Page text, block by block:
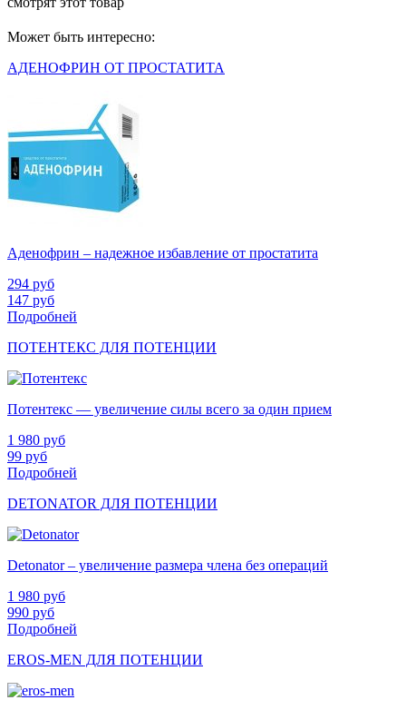
Может быть интересно:
АДЕНОФРИН ОТ ПРОСТАТИТА
Аденофрин – надежное избавление от простатита
294 руб
147 руб
Подробней
ПОТЕНТЕКС ДЛЯ ПОТЕНЦИИ
Потентекс — увеличение силы всего за один прием
1 980 руб
99 руб
Подробней
DETONATOR ДЛЯ ПОТЕНЦИИ
Detonator – увеличение размера члена без операций
1 980 руб
990 руб
Подробней
EROS-MEN ДЛЯ ПОТЕНЦИИ